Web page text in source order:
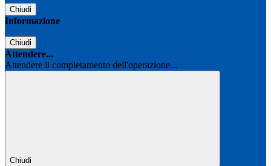
Chiudi
Informazione
Chiudi
Attendere...
Attendere il completamento dell'operazione...
Chiudi